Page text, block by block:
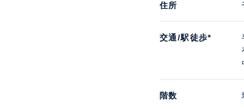
住所
交通/駅徒歩*
階数